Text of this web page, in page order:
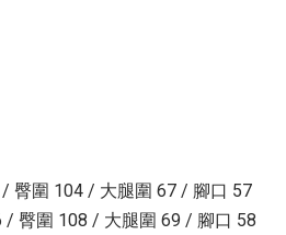
臀圍 104 / 大腿圍 67 / 腳口 57
/ 臀圍 108 / 大腿圍 69 / 腳口 58